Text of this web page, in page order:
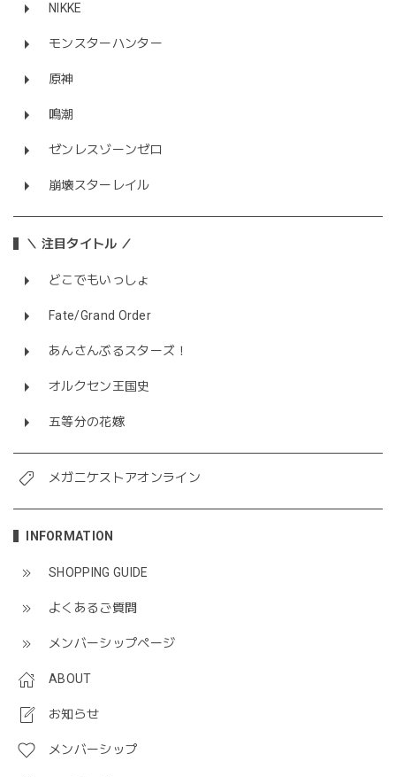
NIKKE
モンスターハンター
原神
鳴潮
ゼンレスゾーンゼロ
崩壊スターレイル
＼ 注目タイトル ／
どこでもいっしょ
Fate/Grand Order
あんさんぶるスターズ！
オルクセン王国史
五等分の花嫁
メガニケストアオンライン
INFORMATION
SHOPPING GUIDE
よくあるご質問
メンバーシップページ
ABOUT
お知らせ
メンバーシップ